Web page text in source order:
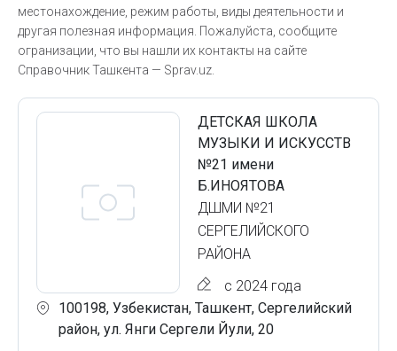
местонахождение, режим работы, виды деятельности и
другая полезная информация. Пожалуйста, сообщите
огранизации, что вы нашли их контакты на сайте
Справочник Ташкента — Sprav.uz.
ДЕТСКАЯ ШКОЛА
МУЗЫКИ И ИСКУССТВ
№21 имени
Б.ИНОЯТОВА
ДШМИ №21
СЕРГЕЛИЙСКОГО
РАЙОНА
с 2024 года
100198, Узбекистан, Ташкент, Сергелийский
район, ул. Янги Сергели Йули, 20